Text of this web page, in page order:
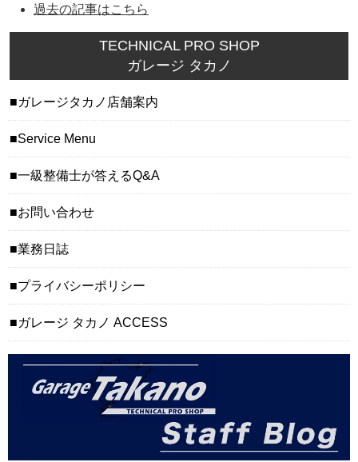
過去の記事はこちら
TECHNICAL PRO SHOP
ガレージ タカノ
ガレージタカノ店舗案内
Service Menu
一級整備士が答えるQ&A
お問い合わせ
業務日誌
プライバシーポリシー
ガレージ タカノ ACCESS